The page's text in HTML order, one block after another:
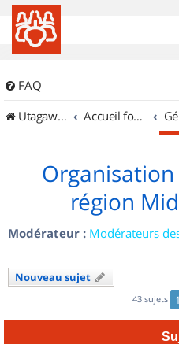
FAQ
UtagawaVTT (Randos VTT et VTTAE avec traces GPS)
Accueil forum
région
Modérateur : Modérateurs
Nouveau sujet
43 sujets 1